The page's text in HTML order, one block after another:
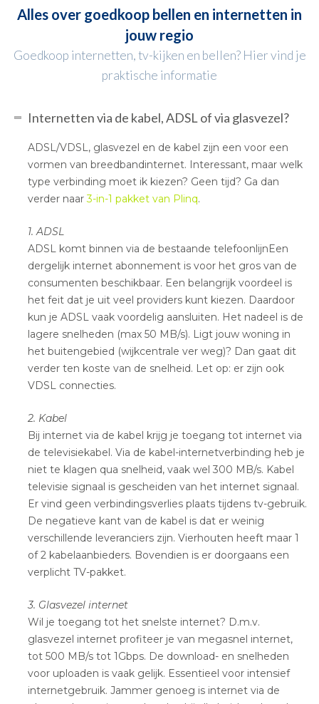
Alles over goedkoop bellen en internetten in
jouw regio
Goedkoop internetten, tv-kijken en bellen? Hier vind je
praktische informatie
Internetten via de kabel, ADSL of via glasvezel?
ADSL/VDSL, glasvezel en de kabel zijn een voor een
vormen van breedbandinternet. Interessant, maar welk
type verbinding moet ik kiezen? Geen tijd? Ga dan
verder naar3-in-1 pakket van Plinq.
1. ADSL
ADSL komt binnen via de bestaande telefoonlijnEen
dergelijk internet abonnement is voor het gros van de
consumenten beschikbaar. Een belangrijk voordeel is
het feit dat je uit veel providers kunt kiezen. Daardoor
kun je ADSL vaak voordelig aansluiten. Het nadeel is de
lagere snelheden (max 50 MB/s). Ligt jouw woning in
het buitengebied (wijkcentrale ver weg)? Dan gaat dit
verder ten koste van de snelheid. Let op: er zijn ook
VDSL connecties.
2. Kabel
Bij internet via de kabel krijg je toegang tot internet via
de televisiekabel. Via de kabel-internetverbinding heb je
niet te klagen qua snelheid, vaak wel 300 MB/s. Kabel
televisie signaal is gescheiden van het internet signaal.
Er vind geen verbindingsverlies plaats tijdens tv-gebruik.
De negatieve kant van de kabel is dat er weinig
verschillende leveranciers zijn. Vierhouten heeft maar 1
of 2 kabelaanbieders. Bovendien is er doorgaans een
verplicht TV-pakket.
3. Glasvezel internet
Wil je toegang tot het snelste internet? D.m.v.
glasvezel internet profiteer je van megasnel internet,
tot 500 MB/s tot 1Gbps. De download- en snelheden
voor uploaden is vaak gelijk. Essentieel voor intensief
internetgebruik. Jammer genoeg is internet via de